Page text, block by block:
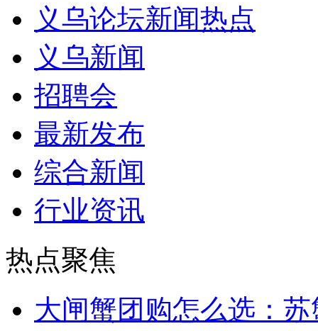
义乌论坛新闻热点
义乌新闻
招聘会
最新发布
综合新闻
行业资讯
热点聚焦
大闸蟹团购怎么选：